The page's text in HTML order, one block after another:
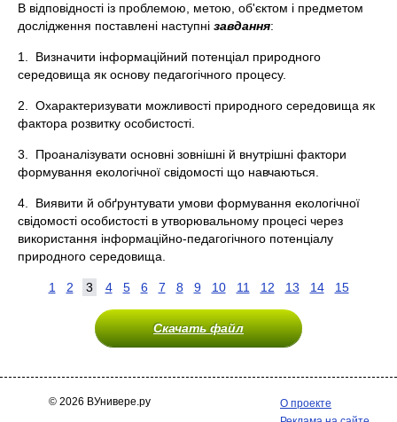
В відповідності із проблемою, метою, об'єктом і предметом
дослідження поставлені наступні завдання:
1. Визначити інформаційний потенціал природного
середовища як основу педагогічного процесу.
2. Охарактеризувати можливості природного середовища як
фактора розвитку особистості.
3. Проаналізувати основні зовнішні й внутрішні фактори
формування екологічної свідомості що навчаються.
4. Виявити й обґрунтувати умови формування екологічної
свідомості особистості в утворювальному процесі через
використання інформаційно-педагогічного потенціалу
природного середовища.
1 2 3 4 5 6 7 8 9 10 11 12 13 14 15
Скачать файл
© 2026 ВУнивере.ру
О проекте